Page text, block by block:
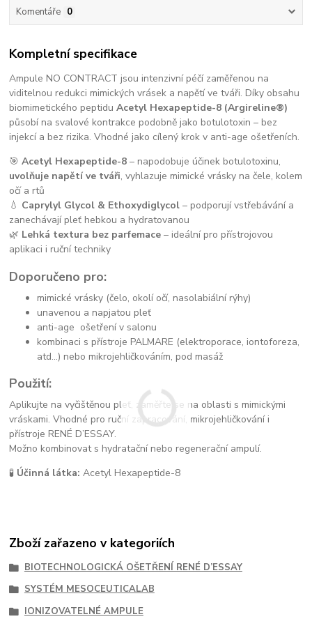
Komentáře 0
Kompletní specifikace
Ampule NO CONTRACT jsou intenzivní péčí zaměřenou na
viditelnou redukci mimických vrásek a napětí ve tváři. Díky obsahu
biomimetického peptiduAcetyl Hexapeptide-8 (Argireline®)
působí na svalové kontrakce podobně jako botulotoxin – bez
injekcí a bez rizika. Vhodné jako cílený krok v anti-age ošetřeních.
🎯Acetyl Hexapeptide-8 – napodobuje účinek botulotoxinu,
uvolňuje napětí ve tváři, vyhlazuje mimické vrásky na čele, kolem
očí a rtů
💧 Caprylyl Glycol & Ethoxydiglycol – podporují vstřebávání a
zanechávají pleť hebkou a hydratovanou
🌿 Lehká textura bez parfemace – ideální pro přístrojovou
aplikaci i ruční techniky
Doporučeno pro:
mimické vrásky (čelo, okolí očí, nasolabiální rýhy)
unavenou a napjatou pleť
anti-age ošetření v salonu
kombinaci s přístroje PALMARE (elektroporace, iontoforeza,
atd...) nebo mikrojehličkováním, pod masáž
Použití:
Aplikujte na vyčištěnou pleť, zaměřte se na oblasti s mimickými
vráskami. Vhodné pro ruční zapracování, mikrojehličkování i
přístroje RENÉ D’ESSAY.
Možno kombinovat s hydratační nebo regenerační ampulí.
🧪 Účinná látka: Acetyl Hexapeptide-8
Zboží zařazeno v kategoriích
BIOTECHNOLOGICKÁ OŠETŘENÍ RENÉ D’ESSAY
SYSTÉM MESOCEUTICALAB
IONIZOVATELNÉ AMPULE